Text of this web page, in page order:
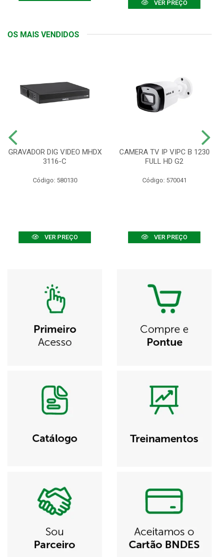
VER PREÇO
OS MAIS VENDIDOS
GRAVADOR DIG VIDEO MHDX
3116-C
Código: 580130
VER PREÇO
CAMERA TV IP VIPC B 1230
FULL HD G2
Código: 570041
VER PREÇO